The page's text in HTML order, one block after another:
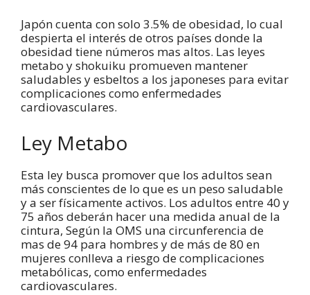
Japón cuenta con solo 3.5% de obesidad, lo cual
despierta el interés de otros países donde la
obesidad tiene números mas altos. Las leyes
metabo y shokuiku promueven mantener
saludables y esbeltos a los japoneses para evitar
complicaciones como enfermedades
cardiovasculares.
Ley Metabo
Esta ley busca promover que los adultos sean
más conscientes de lo que es un peso saludable
y a ser físicamente activos. Los adultos entre 40 y
75 años deberán hacer una medida anual de la
cintura, Según la OMS una circunferencia de
mas de 94 para hombres y de más de 80 en
mujeres conlleva a riesgo de complicaciones
metabólicas, como enfermedades
cardiovasculares.